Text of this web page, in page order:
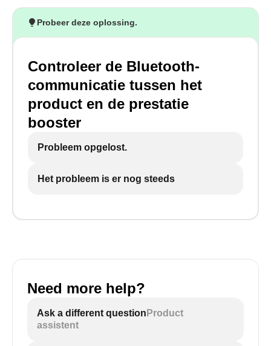
Probeer deze oplossing.
Controleer de Bluetooth-
communicatie tussen het
product en de prestatie
booster
Probleem opgelost.
Het probleem is er nog steeds
Need more help?
Ask a different question Product
assistent